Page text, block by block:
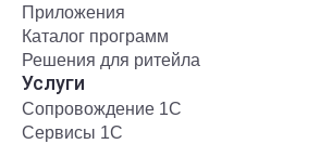
Приложения
Каталог программ
Решения для ритейла
Услуги
Сопровождение 1С
Сервисы 1С